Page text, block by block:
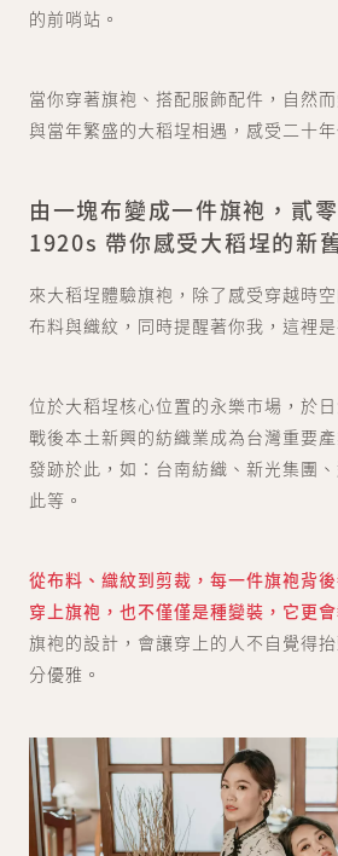
的前哨站。
當你穿著旗袍、搭配服飾配件，自然
與當年繁盛的大稻埕相遇，感受二十
由一塊布變成一件旗袍，貳
1920s 帶你感受大稻埕的新
來大稻埕體驗旗袍，除了感受穿越時
布料與織紋，同時提醒著你我，這裡
位於大稻埕核心位置的永樂市場，於
戰後本土新興的紡織業成為台灣重要
發跡於此，如：台南紡織、新光集團
此等。
從布料、織紋到剪裁，每一件旗袍背
穿上旗袍，也不僅僅是種變裝，它更會
旗袍的設計，會讓穿上的人不自覺得
分優雅。